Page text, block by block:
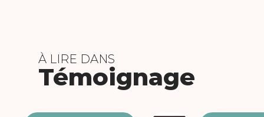
À LIRE DANS
Témoignage